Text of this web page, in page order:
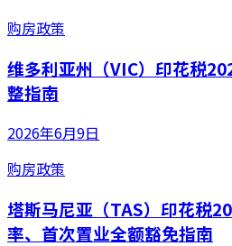
购房政策
维多利亚州（VIC）印花税
整指南
2026年6月9日
购房政策
塔斯马尼亚（TAS）印花税
率、首次置业全额豁免指南